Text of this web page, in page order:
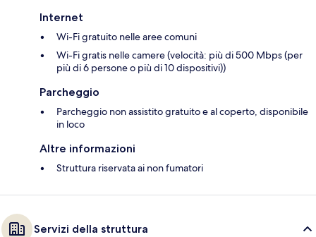
Internet
Wi-Fi gratuito nelle aree comuni
Wi-Fi gratis nelle camere (velocità: più di 500 Mbps (per
più di 6 persone o più di 10 dispositivi))
Parcheggio
Parcheggio non assistito gratuito e al coperto, disponibile
in loco
Altre informazioni
Struttura riservata ai non fumatori
Servizi della struttura